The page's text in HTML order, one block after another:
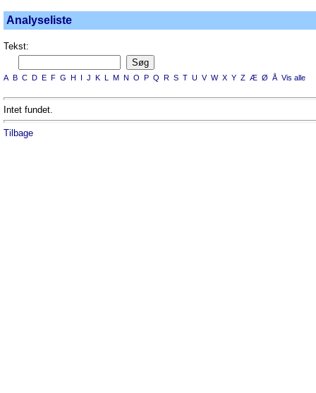
Analyseliste
Tekst:
A B C D E F G H I J K L M N O P Q R S T U V W X Y Z Æ Ø Å Vis alle
Intet fundet.
Tilbage